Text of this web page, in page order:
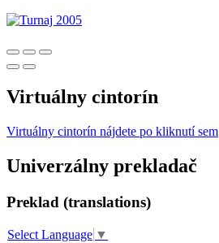
Virtuálny cintorín
Virtuálny cintorín nájdete po kliknutí sem
Univerzálny prekladač
Preklad (translations)
Select Language ▼